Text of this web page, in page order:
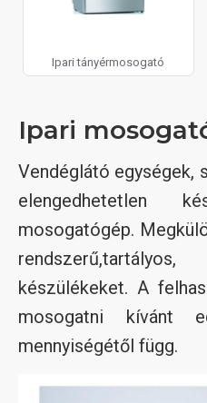
Ipari tányérmosogató
Ipari
Vendéglátó egységek,
elengedhetetlen
mosogatógép.
készülékeket. A
mosogatni kívánt
mennyiségétől függ.